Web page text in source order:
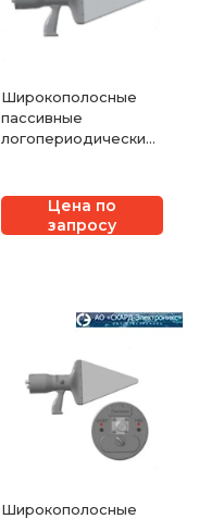
Широкополосные
пассивные
логопериодические
Цена по
запросу
Широкополосные